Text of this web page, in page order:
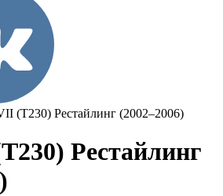
(T230) Рестайлинг (2002–2006)
Рестайлинг